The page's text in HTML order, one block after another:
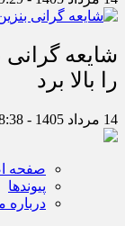
شایعه
را بالا برد
14 مرداد 1405 - 8:38
صفحه
پیوندها
درباره